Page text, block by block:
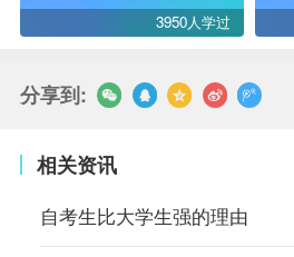
3950人学过
分享到:
相关资讯
自考生比大学生强的理由